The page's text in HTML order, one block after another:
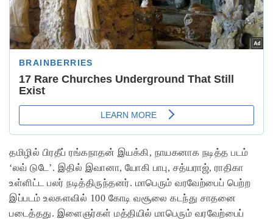
தமிழில் பிரதீப் ரங்கநாதன் இயக்கி, நாயகனாக நடித்த படம்
‘லவ் டுடே’. இதில் இவானா, யோகி பாபு, சத்யராஜ், ராதிகா
உள்ளிட்ட பலர் நடித்திருந்தனர். மாபெரும் வரவேற்பைப் பெற்ற
இப்படம் உலகளவில் 100 கோடி வசூலை கடந்து சாதனை
படைத்தது. இளைஞர்கள் மத்தியில் மாபெரும் வரவேற்பைப்